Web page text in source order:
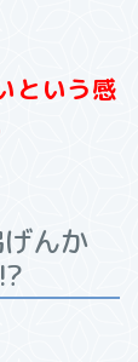
という感
んか
⁉︎